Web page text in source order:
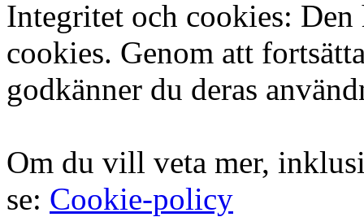
Integritet och cookies: Den
cookies. Genom att
godkänner du deras
Om du vill veta mer,
se: Cookie-policy